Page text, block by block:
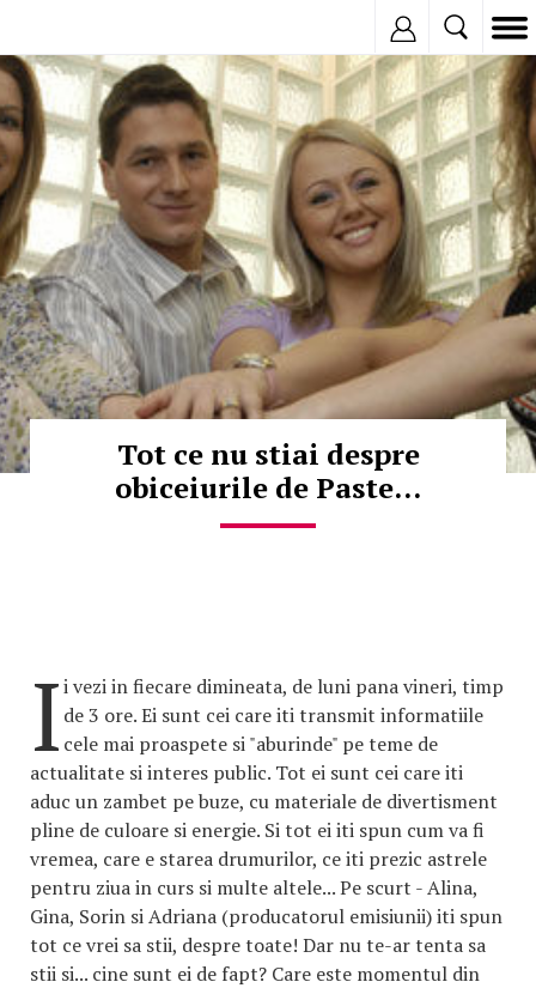
© Copyright:
Tot ce nu stiai despre
obiceiurile de Paste...
Ii vezi in fiecare dimineata, de luni pana vineri, timp
de 3 ore. Ei sunt cei care iti transmit informatiile
cele mai proaspete si "aburinde" pe teme de
actualitate si interes public. Tot ei sunt cei care iti
aduc un zambet pe buze, cu materiale de divertisment
pline de culoare si energie. Si tot ei iti spun cum va fi
vremea, care e starea drumurilor, ce iti prezic astrele
pentru ziua in curs si multe altele... Pe scurt - Alina,
Gina, Sorin si Adriana (producatorul emisiunii) iti spun
tot ce vrei sa stii, despre toate! Dar nu te-ar tenta sa
stii si... cine sunt ei de fapt? Care este momentul din